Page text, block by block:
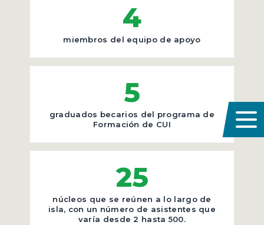
4
miembros del equipo de apoyo
5
graduados becarios del programa de
Formación de CUI
25
núcleos que se reúnen a lo largo de
isla, con un número de asistentes que
varía desde 2 hasta 500.